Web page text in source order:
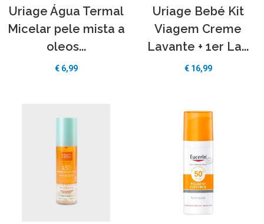
Uriage Água Termal
Micelar pele mista a
oleos...
€ 6,99
Uriage Bebé Kit
Viagem Creme
Lavante + 1er La...
€ 16,99